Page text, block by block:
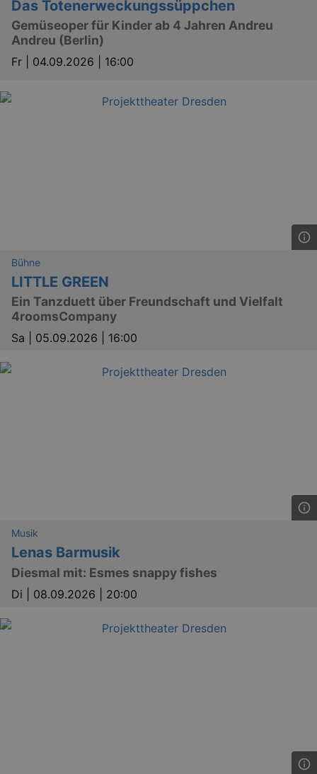
Das Totenerweckungssüppchen
Gemüseoper für Kinder ab 4 Jahren Andreu
Andreu (Berlin)
Fr | 04.09.2026 | 16:00
Bühne
LITTLE GREEN
Ein Tanzduett über Freundschaft und Vielfalt
4roomsCompany
Sa | 05.09.2026 | 16:00
Musik
Lenas Barmusik
Diesmal mit: Esmes snappy fishes
Di | 08.09.2026 | 20:00